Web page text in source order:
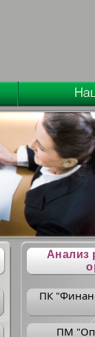
Анализ
ПК
ПM